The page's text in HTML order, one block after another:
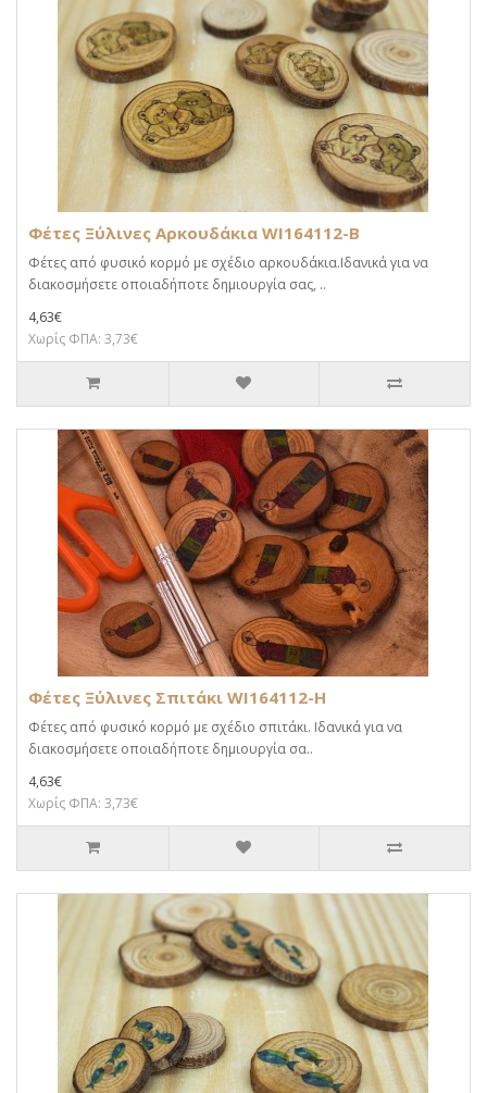
Φέτες Ξύλινες Αρκουδάκια WI164112-B
Φέτες από φυσικό κορμό με σχέδιο αρκουδάκια.Iδανικά για να
διακοσμήσετε οποιαδήποτε δημιουργία σας, ..
4,63€
Χωρίς ΦΠΑ: 3,73€
Φέτες Ξύλινες Σπιτάκι WI164112-H
Φέτες από φυσικό κορμό με σχέδιο σπιτάκι. Iδανικά για να
διακοσμήσετε οποιαδήποτε δημιουργία σα..
4,63€
Χωρίς ΦΠΑ: 3,73€